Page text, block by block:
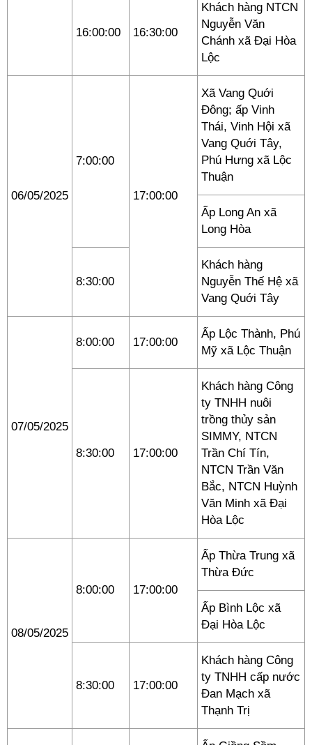
16:00:00 16:30:00
Khách hàng NTCN
Nguyễn Văn
Chánh xã Đại Hòa
Lộc
06/05/2025
7:00:00
17:00:00
Xã Vang Quới
Đông; ấp Vinh
Thái, Vinh Hội xã
Vang Quới Tây,
Phú Hưng xã Lộc
Thuận
Ấp Long An xã
Long Hòa
8:30:00
Khách hàng
Nguyễn Thế Hệ xã
Vang Quới Tây
07/05/2025
8:00:00 17:00:00
Ấp Lộc Thành, Phú
Mỹ xã Lộc Thuận
8:30:00 17:00:00
Khách hàng Công
ty TNHH nuôi
trồng thủy sản
SIMMY, NTCN
Trần Chí Tín,
NTCN Trần Văn
Bắc, NTCN Huỳnh
Văn Minh xã Đại
Hòa Lộc
08/05/2025
8:00:00 17:00:00
Ấp Thừa Trung xã
Thừa Đức
Ấp Bình Lộc xã
Đại Hòa Lộc
8:30:00 17:00:00
Khách hàng Công
ty TNHH cấp nước
Đan Mạch xã
Thạnh Trị